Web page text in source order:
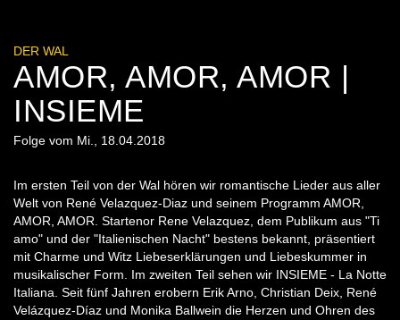
DER WAL
AMOR, AMOR, AMOR |
INSIEME
Folge vom Mi., 18.04.2018
Im ersten Teil von der Wal hören wir romantische Lieder aus aller
Welt von René Velazquez-Diaz und seinem Programm AMOR,
AMOR, AMOR. Startenor Rene Velazquez, dem Publikum aus "Ti
amo" und der "Italienischen Nacht" bestens bekannt, präsentiert
mit Charme und Witz Liebeserklärungen und Liebeskummer in
musikalischer Form. Im zweiten Teil sehen wir INSIEME - La Notte
Italiana. Seit fünf Jahren erobern Erik Arno, Christian Deix, René
Velázquez-Díaz und Monika Ballwein die Herzen und Ohren des